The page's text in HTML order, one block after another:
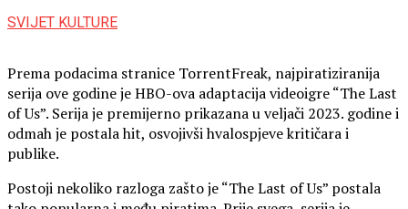
SVIJET KULTURE
Prema podacima stranice TorrentFreak, najpiratiziranija
serija ove godine je HBO-ova adaptacija videoigre “The Last
of Us”. Serija je premijerno prikazana u veljači 2023. godine i
odmah je postala hit, osvojivši hvalospjeve kritičara i
publike.
Postoji nekoliko razloga zašto je “The Last of Us” postala